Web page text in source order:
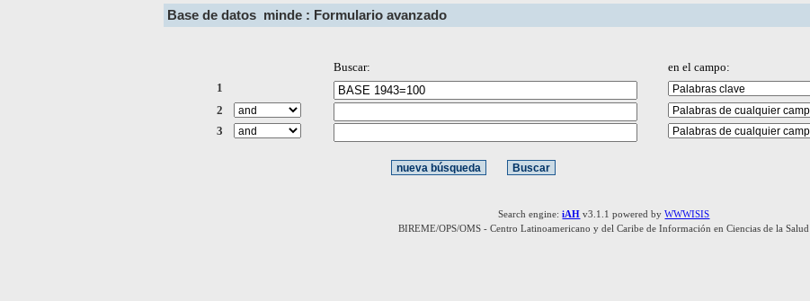
Base de datos minde : Formulario avanzado
Buscar:
en el campo:
1
2
3
Search engine:iAH v3.1.1 powered byWWWISIS
BIREME/OPS/OMS - Centro Latinoamericano y del Caribe de Información en Ciencias de la Salud